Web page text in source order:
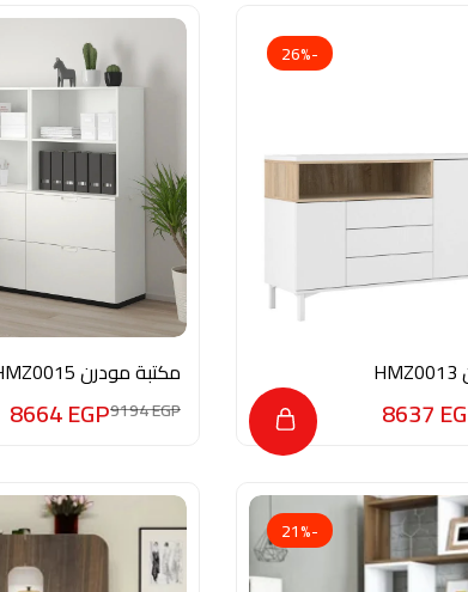
-26%
8637
مكتبة مودرن HMZ0015
9194EGP
8664EGP
-21%